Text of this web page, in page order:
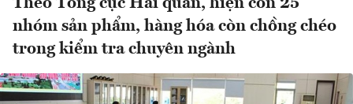
Theo Tổng cục Hải quan, hiện còn 25
nhóm sản phẩm, hàng hóa còn chồng chéo
trong kiểm tra chuyên ngành